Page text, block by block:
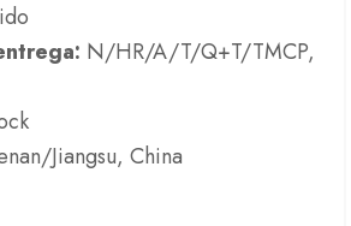
N/HR/A/T/Q+T/TMCP,
Jiangsu, China